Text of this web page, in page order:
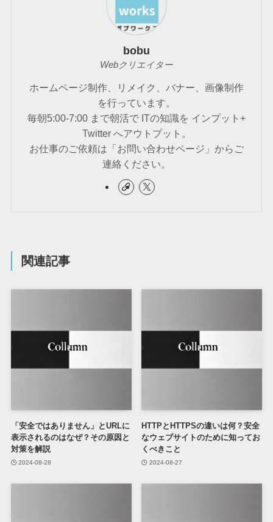
bobu
Webクリエイター
ホームページ制作、リメイク、バナー、画像制作
を行っています。
毎朝5:00-7:00 まで朝活で ITの知識を インプット+
Twitter へアウトプット。
お仕事のご依頼は「お問い合わせページ」からご
連絡ください。
関連記事
「安全ではありません」とURLに
表示されるのはなぜ？その原因と
対策を解説
2024-08-28
HTTPとHTTPSの違いは何？安全
なウェブサイトのために知ってお
くべきこと
2024-08-27